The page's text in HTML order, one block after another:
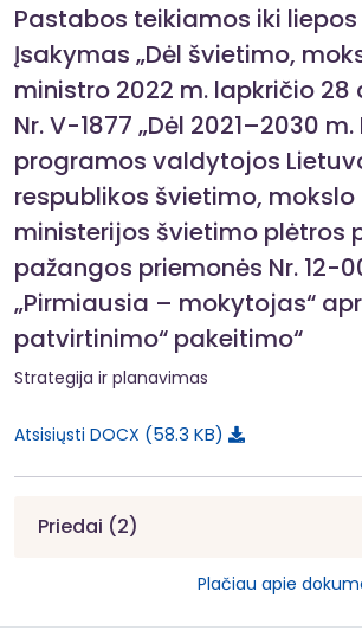
Pastabos teikiamos iki liepos
Įsakymas „Dėl švietimo,
ministro 2022 m. lapkričio 28
Nr. V-1877 „Dėl 2021–2030
programos valdytojos
respublikos švietimo,
ministerijos švietimo plėtros
pažangos priemonės Nr. 12-
„Pirmiausia – mokytojas“
patvirtinimo“ pakeitimo“
Strategija ir planavimas
Atsisiųsti DOCX 58.3 KB
Priedai (2)
Plačiau apie